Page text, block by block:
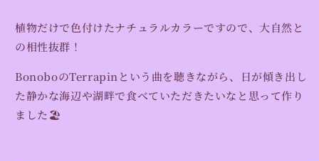
植物だけで色付けたナチュラルカラーですので、大自然と
の相性抜群！
BonoboのTerrapinという曲を聴きながら、日が傾き出し
た静かな海辺や湖畔で食べていただきたいなと思って作り
ました🏖️